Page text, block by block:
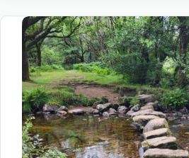
werk
geven;
zes
tips